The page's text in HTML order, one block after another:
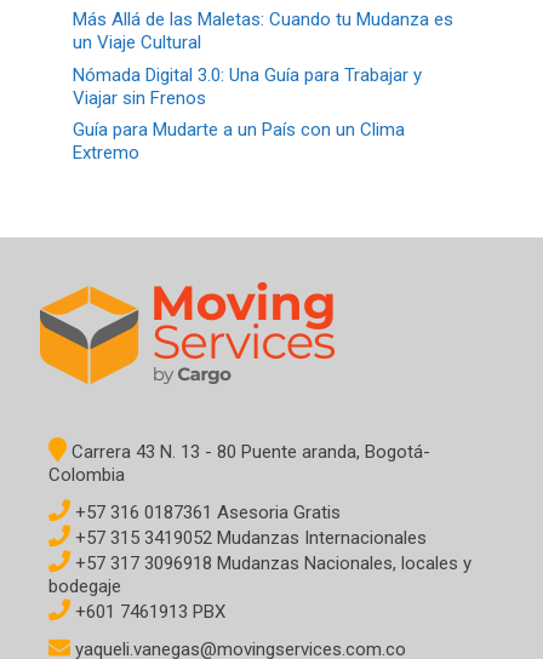
Más Allá de las Maletas: Cuando tu Mudanza es
un Viaje Cultural
Nómada Digital 3.0: Una Guía para Trabajar y
Viajar sin Frenos
Guía para Mudarte a un País con un Clima
Extremo
Carrera 43 N. 13 - 80 Puente aranda, Bogotá-
Colombia
+57 316 0187361 Asesoria Gratis
+57 315 3419052 Mudanzas Internacionales
+57 317 3096918 Mudanzas Nacionales, locales y
bodegaje
+601 7461913 PBX
yaqueli.vanegas@movingservices.com.co